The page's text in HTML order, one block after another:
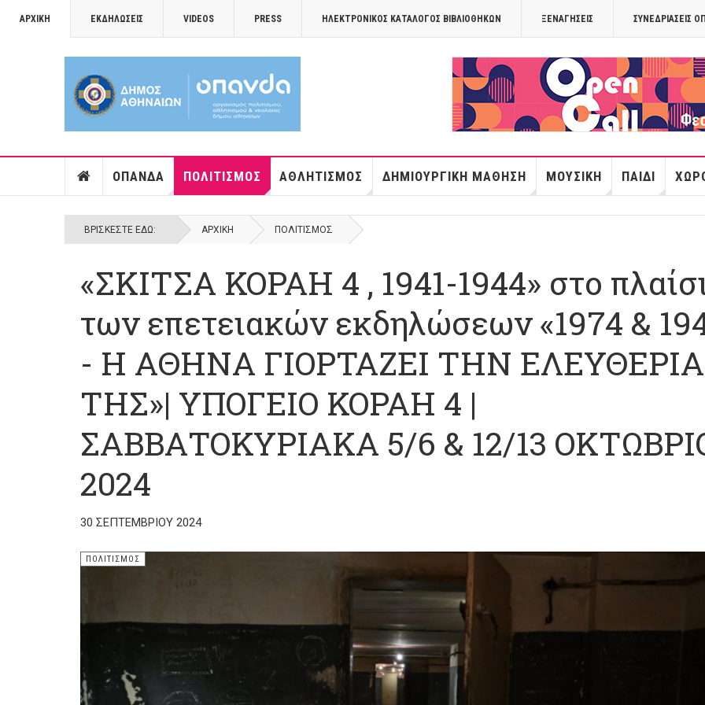
ΑΡΧΙΚΉ ΕΚΔΗΛΏΣΕΙΣ VIDEOS PRESS ΗΛΕΚΤΡΟΝΙΚΟΣ ΚΑΤΑΛΟΓΟΣ ΒΙΒΛΙΟΘΗΚΩΝ ΞΕΝΑΓΉΣΕΙΣ ΣΥΝΕΔΡΙΆΣΕΙΣ
ΟΠΑΝΔΑ ΠΟΛΙΤΙΣΜΌΣ ΑΘΛΗΤΙΣΜΌΣ ΔΗΜΙΟΥΡΓΙΚΉ ΜΆΘΗΣΗ ΜΟΥΣΙΚΉ ΠΑΙΔΊ
ΒΡΊΣΚΕΣΤΕ ΕΔΏ: ΑΡΧΙΚΉ ΠΟΛΙΤΙΣΜΌΣ
«ΣΚΙΤΣΑ ΚΟΡΑΗ 4 , 1941-1944» στο
των επετειακών εκδηλώσεων «1974 &
- Η ΑΘΗΝΑ ΓΙΟΡΤΑΖΕΙ ΤΗΝ ΕΛΕΥΘΕΡΙΑ
ΤΗΣ»| ΥΠΟΓΕΙΟ ΚΟΡΑΗ 4 |
ΣΑΒΒΑΤΟΚΥΡΙΑΚΑ 5/6 & 12/13
2024
30 ΣΕΠΤΕΜΒΡΊΟΥ 2024
ΠΟΛΙΤΙΣΜΌΣ